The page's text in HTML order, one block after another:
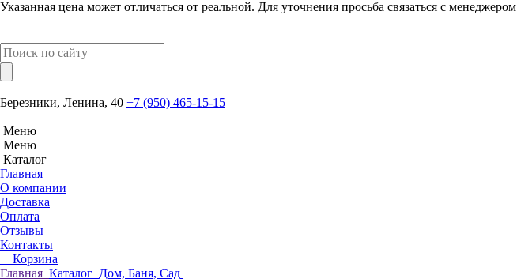
Указанная цена может отличаться от реальной. Для уточнения просьба связаться с менеджером
Березники, Ленина, 40 +7 (950) 465-15-15
Меню
Меню
Каталог
Главная
О компании
Доставка
Оплата
Отзывы
Контакты
Корзина
Главная Каталог Дом, Баня, Сад